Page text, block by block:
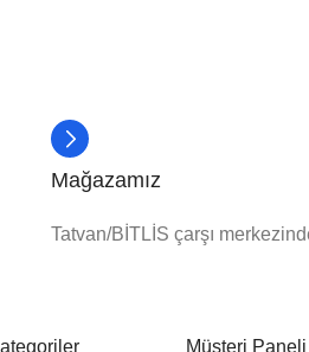
Mağazamız
Tatvan/BİTLİS çarşı
Müşteri Paneli